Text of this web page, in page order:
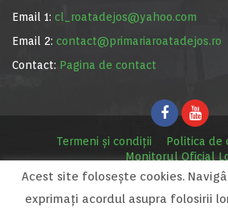
Email 1: cl_roatadejos@yahoo.com
Email 2: contact@primariaroatadejos.ro
Contact: Pagina de contact
Termeni și condiții
Politica de
Monitorul Oficial
© Primăria Roata de Jos, 2020. Site
Acest site foloseşte cookies.
exprimaţi acordul asupra folosirii